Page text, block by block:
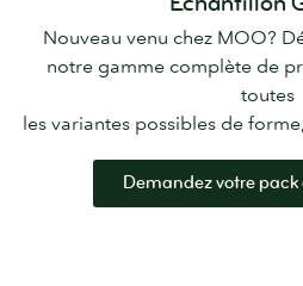
Nouveau venu chez MOO?
notre gamme complète de
toutes
les variantes possibles de
Demandez votre